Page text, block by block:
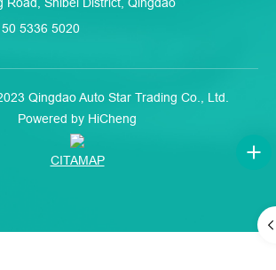
5336 5020
Qingdao Auto Star Trading Co., Ltd.
Powered by HiCheng
CITAMAP